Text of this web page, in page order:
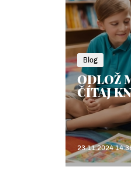
Blog
ODLOŽ
ČÍTAJ
23.11.2024